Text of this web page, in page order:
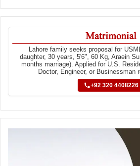
Matrimonial
Lahore family seeks proposal for
daughter, 30 years, 5'6", 60 Kg, Araein
months marriage). Applied for U.S.
Doctor, Engineer, or Businessman
+92 320 4408226